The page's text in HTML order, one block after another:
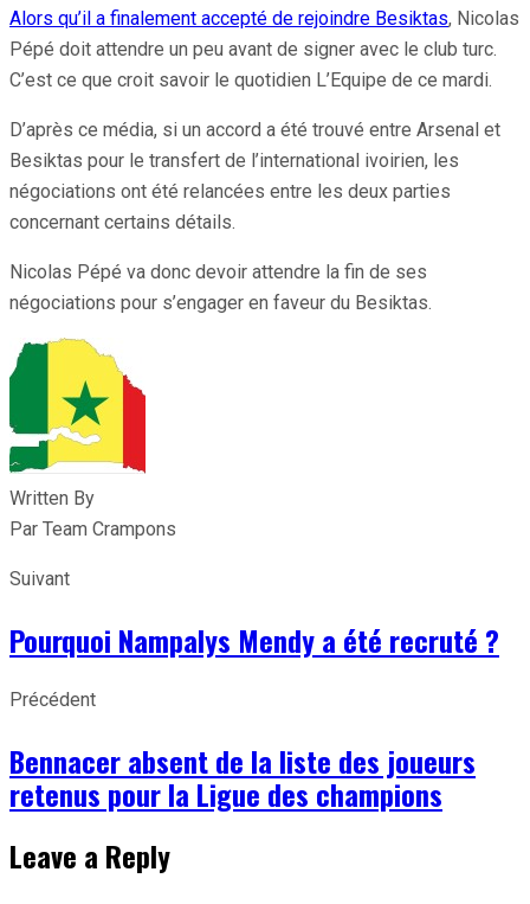
Alors qu’il a finalement accepté de rejoindre Besiktas, Nicolas
Pépé doit attendre un peu avant de signer avec le club turc.
C’est ce que croit savoir le quotidien L’Equipe de ce mardi.
D’après ce média, si un accord a été trouvé entre Arsenal et
Besiktas pour le transfert de l’international ivoirien, les
négociations ont été relancées entre les deux parties
concernant certains détails.
Nicolas Pépé va donc devoir attendre la fin de ses
négociations pour s’engager en faveur du Besiktas.
Written By
Par Team Crampons
Suivant
Pourquoi Nampalys Mendy a été recruté ?
Précédent
Bennacer absent de la liste des joueurs
retenus pour la Ligue des champions
Leave a Reply